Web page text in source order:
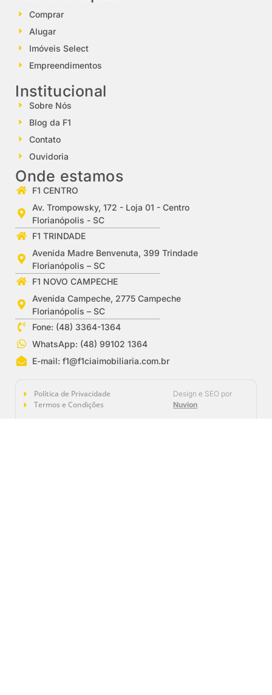
Comprar
Alugar
Imóveis Select
Empreendimentos
Institucional
Sobre Nós
Blog da F1
Contato
Ouvidoria
Onde estamos
F1 CENTRO
Av. Trompowsky, 172 - Loja 01 - Centro
Florianópolis - SC
F1 TRINDADE
Avenida Madre Benvenuta, 399 Trindade
Florianópolis – SC
F1 NOVO CAMPECHE
Avenida Campeche, 2775 Campeche
Florianópolis – SC
Fone: (48) 3364-1364
WhatsApp: (48) 99102 1364
E-mail:f1@f1ciaimobiliaria.com.br
Política de Privacidade
Termos e Condições
Design e SEO por
Nuvion